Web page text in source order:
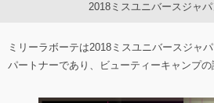
2018ミスユニバースジャ
ミリーラボーテは2018ミスユニバースジャ
パートナーであり、ビューティーキャンプの